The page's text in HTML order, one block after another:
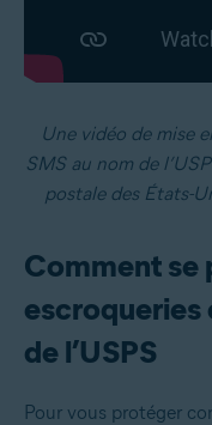
Une vidéo de mise
SMS au nom de
postale des États-
Comment se
escroqueries
de l’USPS
Pour vous protéger